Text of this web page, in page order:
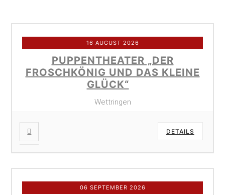
16 AUGUST 2026
PUPPENTHEATER „DER
FROSCHKÖNIG UND DAS KLEINE
GLÜCK“
Wettringen
DETAILS
06 SEPTEMBER 2026